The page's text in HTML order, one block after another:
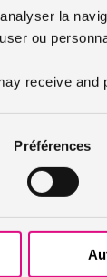
la
ou
receive and
Préférences
:
sans
les véhicules
de la garantie
aux